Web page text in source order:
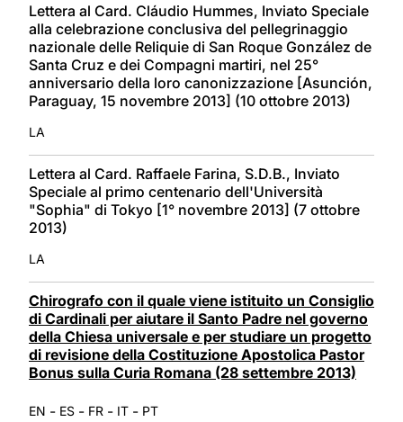
Lettera al Card. Cláudio Hummes, Inviato Speciale
alla celebrazione conclusiva del pellegrinaggio
nazionale delle Reliquie di San Roque González de
Santa Cruz e dei Compagni martiri, nel 25°
anniversario della loro canonizzazione [Asunción,
Paraguay, 15 novembre 2013] (10 ottobre 2013)
LA
Lettera al Card. Raffaele Farina, S.D.B., Inviato
Speciale al primo centenario dell'Università
"Sophia" di Tokyo [1° novembre 2013] (7 ottobre
2013)
LA
Chirografo con il quale viene istituito un Consiglio
di Cardinali per aiutare il Santo Padre nel governo
della Chiesa universale e per studiare un progetto
di revisione della Costituzione Apostolica Pastor
Bonus sulla Curia Romana (28 settembre 2013)
EN - ES - FR - IT - PT